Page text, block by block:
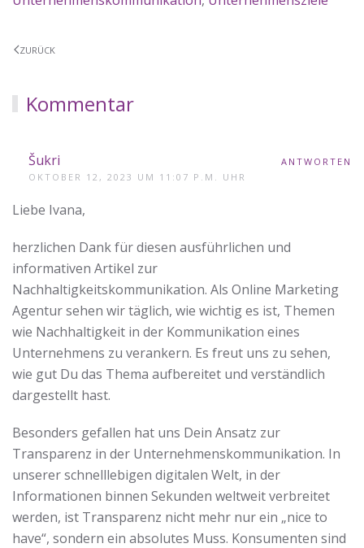
ZURÜCK
Kommentar
Šukri
OKTOBER 12, 2023 UM 11:07 P.M. UHR
ANTWORTEN
Liebe Ivana,
herzlichen Dank für diesen ausführlichen und
informativen Artikel zur
Nachhaltigkeitskommunikation. Als Online Marketing
Agentur sehen wir täglich, wie wichtig es ist, Themen
wie Nachhaltigkeit in der Kommunikation eines
Unternehmens zu verankern. Es freut uns zu sehen,
wie gut Du das Thema aufbereitet und verständlich
dargestellt hast.
Besonders gefallen hat uns Dein Ansatz zur
Transparenz in der Unternehmenskommunikation. In
unserer schnelllebigen digitalen Welt, in der
Informationen binnen Sekunden weltweit verbreitet
werden, ist Transparenz nicht mehr nur ein „nice to
have“, sondern ein absolutes Muss. Konsumenten sind